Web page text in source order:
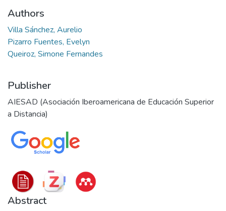
Authors
Villa Sánchez, Aurelio
Pizarro Fuentes, Evelyn
Queiroz, Simone Fernandes
Publisher
AIESAD (Asociación Iberoamericana de Educación Superior
a Distancia)
Abstract